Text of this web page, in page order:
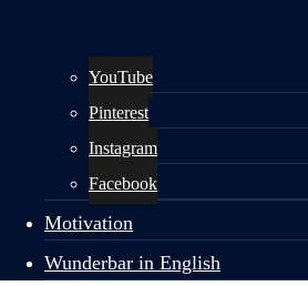
YouTube
Pinterest
Instagram
Facebook
Motivation
Wunderbar in English